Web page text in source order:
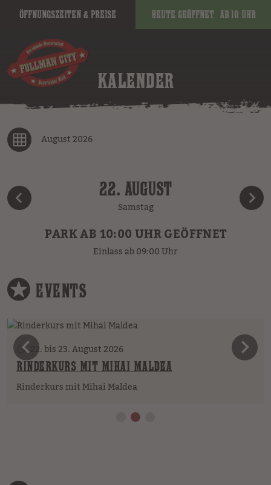
Öffnungszeiten & Preise Heute geöffnet ab 10 Uhr
KALENDER
August 2026
22. AUGUST
Samstag
PARK AB 10:00 UHR GEÖFFNET
Einlass ab 09:00 Uhr
EVENTS
22. bis 23. August 2026
RINDERKURS MIT MIHAI MALDEA
Rinderkurs mit Mihai Maldea
vorheriges Element